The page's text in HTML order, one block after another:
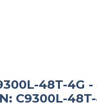
48T-4G
C9300L-